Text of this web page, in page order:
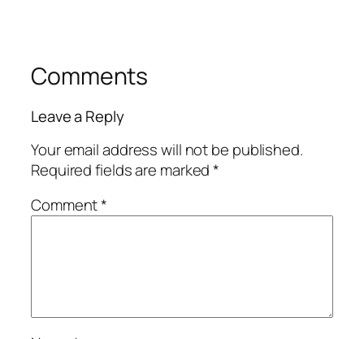
Comments
Leave a Reply
Your email address will not be published.
Required fields are marked*
Comment*